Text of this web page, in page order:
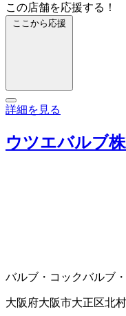
この店舗を応援する！
ここから応援
詳細を見る
ウツエバルブ
バルブ・コックバルブ
大阪府大阪市大正区北